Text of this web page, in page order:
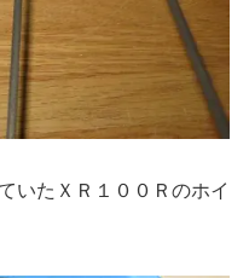
いたＸＲ１００Ｒのホイ